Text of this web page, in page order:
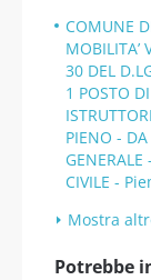
COMUNE
MOBILITA’
30 DEL
1 POSTO
PIENO - DA
GENERALE
CIVILE -
Mostra
Potrebbe